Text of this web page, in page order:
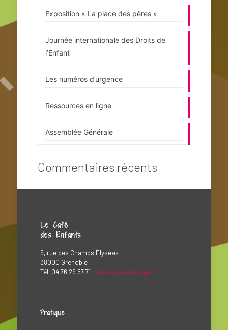
Exposition « La place des pères »
Journée internationale des Droits de
l’Enfant
Les numéros d’urgence
Ressources en ligne
Assemblée Générale
Commentaires récents
Le Café
des Enfants
9, rue des Champs Élysées
38000 Grenoble
Tél. 04 76 29 57 71 contact@lasoupape.fr
Pratique